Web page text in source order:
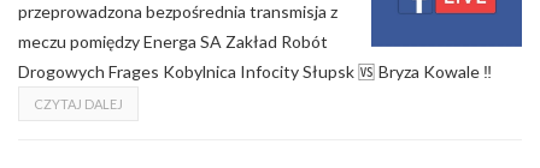
przeprowadzona bezpośrednia transmisja z
meczu pomiędzy Energa SA Zakład Robót
Drogowych Frages Kobylnica Infocity Słupsk 🆚 Bryza Kowale ‼
CZYTAJ DALEJ